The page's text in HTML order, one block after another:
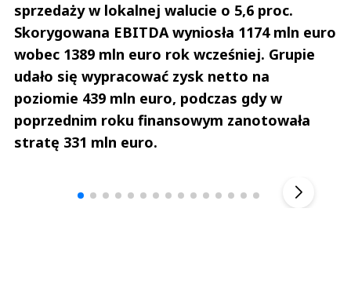
sprzedaży w lokalnej walucie o 5,6 proc.
Skorygowana EBITDA wyniosła 1174 mln euro
wobec 1389 mln euro rok wcześniej. Grupie
udało się wypracować zysk netto na
poziomie 439 mln euro, podczas gdy w
poprzednim roku finansowym zanotowała
stratę 331 mln euro.